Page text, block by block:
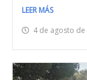
LEER MÁS
4 de agosto de